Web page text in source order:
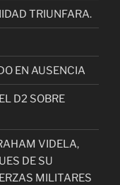
TRIUNFARA.
EN AUSENCIA
D2 SOBRE
VIDELA,
DE SU
MILITARES